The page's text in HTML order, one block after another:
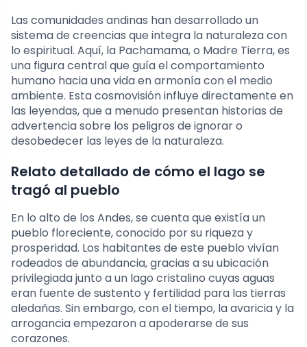
Las comunidades andinas han desarrollado un
sistema de creencias que integra la naturaleza con
lo espiritual. Aquí, la Pachamama, o Madre Tierra, es
una figura central que guía el comportamiento
humano hacia una vida en armonía con el medio
ambiente. Esta cosmovisión influye directamente en
las leyendas, que a menudo presentan historias de
advertencia sobre los peligros de ignorar o
desobedecer las leyes de la naturaleza.
Relato detallado de cómo el lago se
tragó al pueblo
En lo alto de los Andes, se cuenta que existía un
pueblo floreciente, conocido por su riqueza y
prosperidad. Los habitantes de este pueblo vivían
rodeados de abundancia, gracias a su ubicación
privilegiada junto a un lago cristalino cuyas aguas
eran fuente de sustento y fertilidad para las tierras
aledañas. Sin embargo, con el tiempo, la avaricia y la
arrogancia empezaron a apoderarse de sus
corazones.